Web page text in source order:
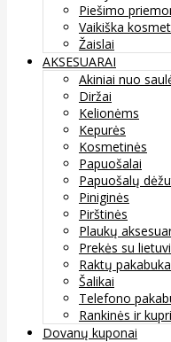
Piešimo
Vaikiška
Žaislai
AKSESUARAI
Akiniai nuo
Diržai
Kelionėms
Kepurės
Kosmetinės
Papuošalai
Papuošalų
Piniginės
Pirštinės
Plaukų
Prekės su
Raktų
Šalikai
Telefono
Rankinės ir
Dovanų kuponai